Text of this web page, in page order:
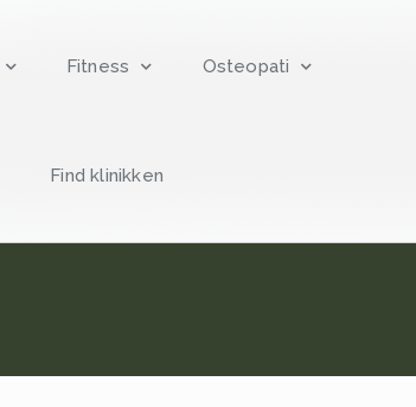
Fitness Osteopati
Find klinikken